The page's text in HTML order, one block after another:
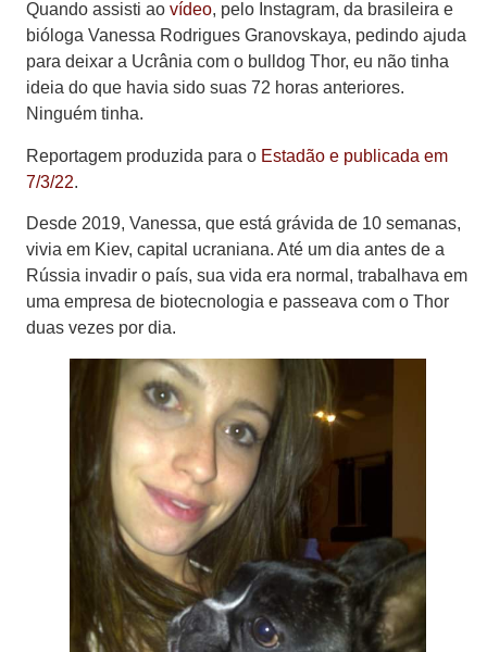
Quando assisti ao vídeo, pelo Instagram, da brasileira e
bióloga Vanessa Rodrigues Granovskaya, pedindo ajuda
para deixar a Ucrânia com o bulldog Thor, eu não tinha
ideia do que havia sido suas 72 horas anteriores.
Ninguém tinha.
Reportagem produzida para o Estadão e publicada em
7/3/22.
Desde 2019, Vanessa, que está grávida de 10 semanas,
vivia em Kiev, capital ucraniana. Até um dia antes de a
Rússia invadir o país, sua vida era normal, trabalhava em
uma empresa de biotecnologia e passeava com o Thor
duas vezes por dia.